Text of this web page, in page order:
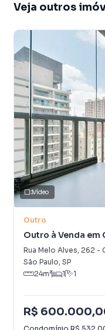
Veja outros
Vídeo
Outro
Outro à Venda em
Rua Melo Alves, 262 -
São Paulo, SP
24m² 1 1
R$
Condomínio R$